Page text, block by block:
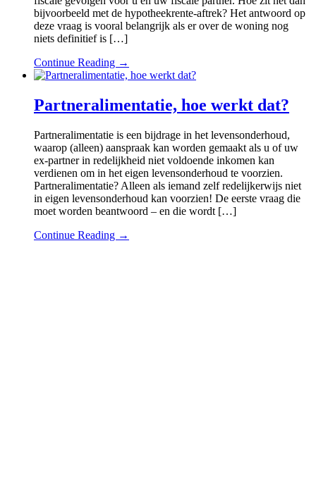
bijvoorbeeld met de hypotheekrente-aftrek? Het antwoord op
deze vraag is vooral belangrijk als er over de woning nog
niets definitief is […]
Continue Reading →
Partneralimentatie, hoe werkt dat?
Partneralimentatie is een bijdrage in het levensonderhoud,
waarop (alleen) aanspraak kan worden gemaakt als u of uw
ex-partner in redelijkheid niet voldoende inkomen kan
verdienen om in het eigen levensonderhoud te voorzien.
Partneralimentatie? Alleen als iemand zelf redelijkerwijs niet
in eigen levensonderhoud kan voorzien! De eerste vraag die
moet worden beantwoord – en die wordt […]
Continue Reading →